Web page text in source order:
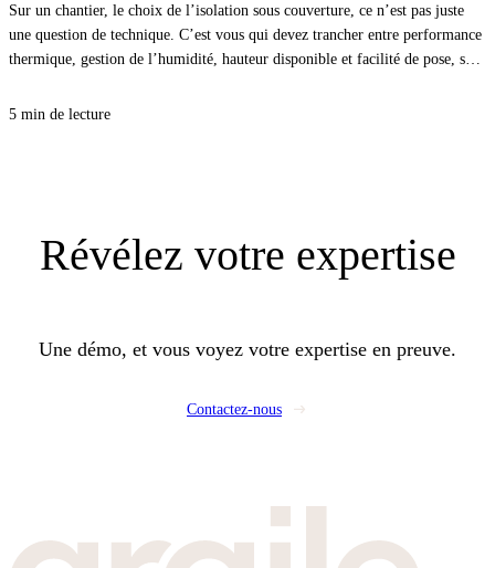
Sur un chantier, le choix de l’isolation sous couverture, ce n’est pas juste
une question de technique. C’est vous qui devez trancher entre performance
thermique, gestion de l’humidité, hauteur disponible et facilité de pose, sans
d’été comme d’hiver, et vous évitez les désordres qui coûtent cher au retour.
5 min de lecture
Révélez votre expertise
Une démo, et vous voyez votre expertise en preuve.
Contactez-nous